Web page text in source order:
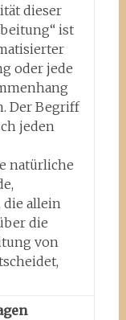
dieser
ist
oder jede
Der Begriff
jeden
natürliche
die allein
die
von